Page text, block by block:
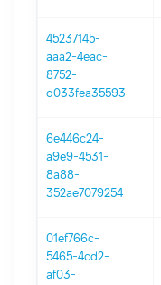
45237145-
aaa2-4eac-
8752-
d033fea35593
6e446c24-
a9e9-4531-
8a88-
352ae7079254
01ef766c-
5465-4cd2-
af03-